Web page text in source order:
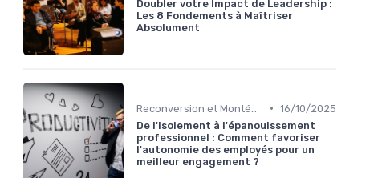
Doubler votre Impact de Leadership :
Les 8 Fondements à Maîtriser
Absolument
• 16/10/2025
De l'isolement à l'épanouissement
professionnel : Comment favoriser
l'autonomie des employés pour un
meilleur engagement ?